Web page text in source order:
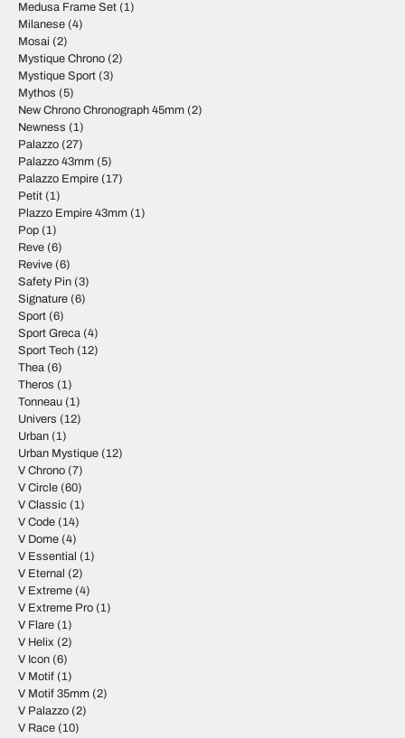
Medusa Frame Set (1)
Milanese (4)
Mosai (2)
Mystique Chrono (2)
Mystique Sport (3)
Mythos (5)
New Chrono Chronograph 45mm (2)
Newness (1)
Palazzo (27)
Palazzo 43mm (5)
Palazzo Empire (17)
Petit (1)
Plazzo Empire 43mm (1)
Pop (1)
Reve (6)
Revive (6)
Safety Pin (3)
Signature (6)
Sport (6)
Sport Greca (4)
Sport Tech (12)
Thea (6)
Theros (1)
Tonneau (1)
Univers (12)
Urban (1)
Urban Mystique (12)
V Chrono (7)
V Circle (60)
V Classic (1)
V Code (14)
V Dome (4)
V Essential (1)
V Eternal (2)
V Extreme (4)
V Extreme Pro (1)
V Flare (1)
V Helix (2)
V Icon (6)
V Motif (1)
V Motif 35mm (2)
V Palazzo (2)
V Race (10)